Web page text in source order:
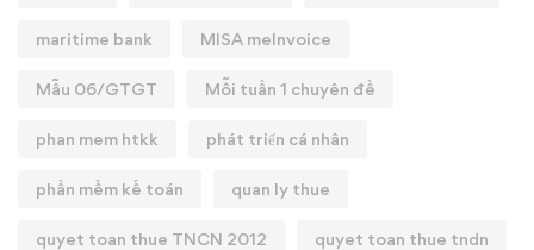
maritime bank MISA meInvoice
Mẫu 06/GTGT Mỗi tuần 1 chuyên đề
phan mem htkk phát triển cá nhân
phần mềm kế toán quan ly thue
quyet toan thue TNCN 2012 quyet toan thue tndn